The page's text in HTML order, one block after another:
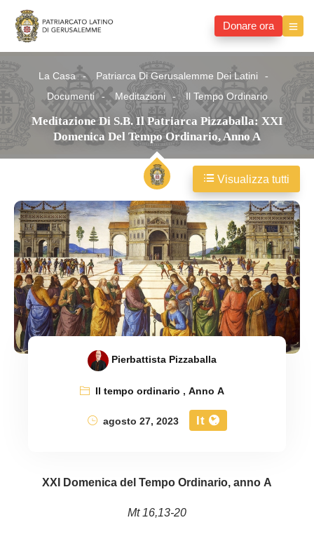
Donare ora
La Casa
Patriarca Di Gerusalemme Dei Latini
Documenti
Meditazioni Il Tempo Ordinario
Meditazione Di S.B. Il Patriarca Pizzaballa: XXI
Domenica Del Tempo Ordinario, Anno A
Pierbattista Pizzaballa
Il tempo ordinario ,Anno A
agosto 27, 2023
It
XXI Domenica del Tempo Ordinario, anno A
Mt 16,13-20
Visualizza tutti